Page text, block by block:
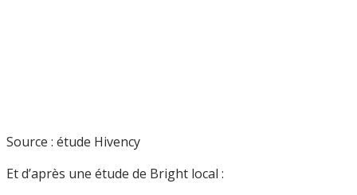
Source : étude Hivency
Et d’après une étude de Bright local :